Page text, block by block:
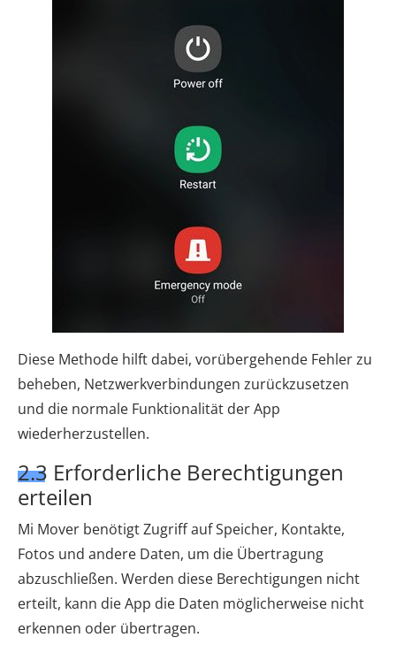
Diese Methode hilft dabei, vorübergehende Fehler zu
beheben, Netzwerkverbindungen zurückzusetzen
und die normale Funktionalität der App
wiederherzustellen.
2.3 Erforderliche Berechtigungen
erteilen
Mi Mover benötigt Zugriff auf Speicher, Kontakte,
Fotos und andere Daten, um die Übertragung
abzuschließen. Werden diese Berechtigungen nicht
erteilt, kann die App die Daten möglicherweise nicht
erkennen oder übertragen.